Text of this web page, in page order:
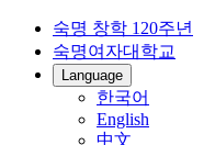
숙명 창학 120주년
숙명여자대학교
Language
한국어
English
中文